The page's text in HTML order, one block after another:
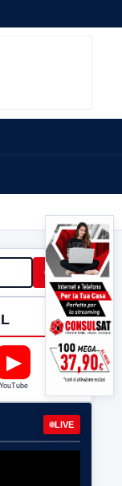
Cerca
▶
YouTube
LIVE